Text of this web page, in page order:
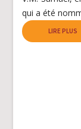
qui a été
LIRE PLUS